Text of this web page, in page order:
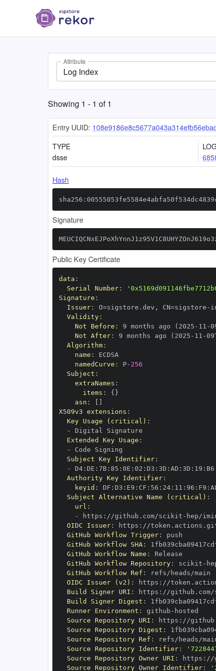
Attribute
Log Index
Showing 1 - 1 of1
Entry UUID:
TYPE
dsse
Hash
Signature
Public Key Certificate
data :
Serial Number:
Signature :
Issuer: O=sigstore.dev , CN=sigstore -
Validity:
Not Before : 9 months ago (2025 - 11 -
Not After: 9 months ago (2025 - 11 -
Algorithm:
name :
namedCurve : P- 256
Subject :
extraNames :
items : { }
asn :
X509v3 extensions :
Key Usage (critical) :
-
Extended Key Usage :
-
Subject Key Identifier:
-
D4: DE : 7B: 85 : 0E : 02 : D3 : 3D : AD : 3D : 19 : B6
Authority Key Identifier:
keyid : DF : D3 : E9 : CF : 56 : 24: 11 : 96 : F9 :
Subject Alternative Name (critical) :
url :
-
https : //github.com/scikit -
OIDC Issuer: https :
GitHub Workflow Trigger:
GitHub Workflow SHA:
GitHub Workflow Name :
GitHub Workflow Repository: scikit -
GitHub Workflow Ref :
OIDC Issuer (v2) : https :
Build Signer URI : https : //
Build Signer Digest :
Runner Environment : github -
Source Repository URI : https : //
Source Repository Digest :
Source Repository Ref :
Source Repository Identifier:
Source Repository Owner URI : https : //
Source Repository Owner Identifier: